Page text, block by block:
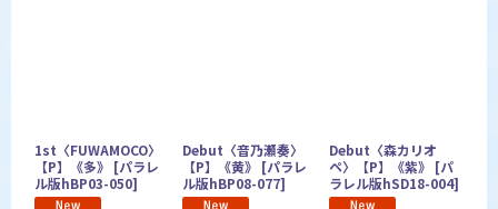
1st〈FUWAMOCO〉
【P】《多》 [パラレ
ル版hBP03-050]
Debut〈音乃瀬奏〉
【P】《黄》 [パラレ
ル版hBP08-077]
Debut〈森カリオ
ペ〉【P】《紫》 [パ
ラレル版hSD18-004]